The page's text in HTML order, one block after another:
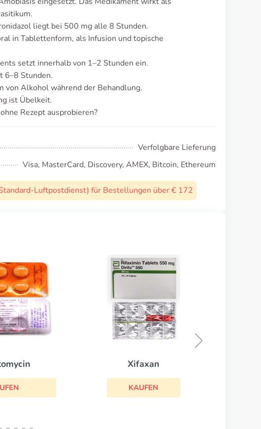
liegt bei 500 mg alle 8 Stunden.
in Tablettenform, als Infusion und topische
setzt innerhalb von 1–2 Stunden ein.
6–8 Stunden.
von Alkohol während der Behandlung.
ist Übelkeit.
Rezept ausprobieren?
Verfolgbare Lieferung
Visa, MasterCard, Discovery, AMEX, Bitcoin, Ethereum
Luftpostdienst) für Bestellungen über € 172
Xifaxan
Amoxil
KAUFEN